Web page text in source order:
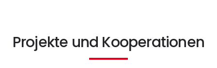
Projekte und Kooperationen